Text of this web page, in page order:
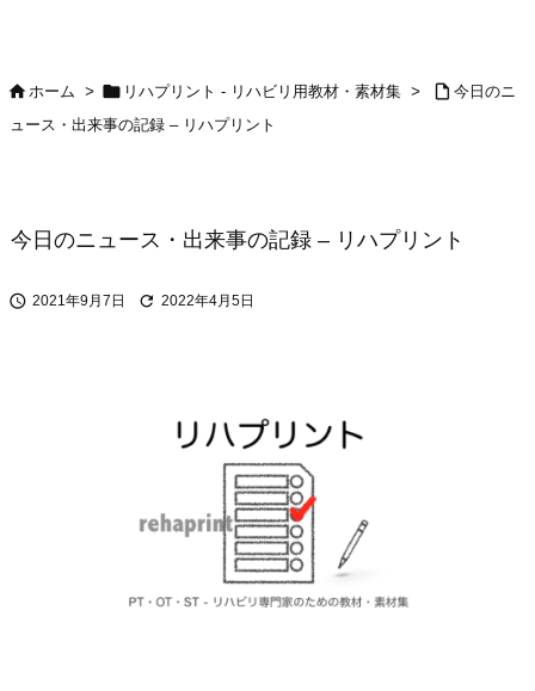
ホーム >  リハプリント - リハビリ用教材・素材集 >  今日のニ
ュース・出来事の記録 – リハプリント
今日のニュース・出来事の記録 – リハプリント
 2021年9月7日  2022年4月5日